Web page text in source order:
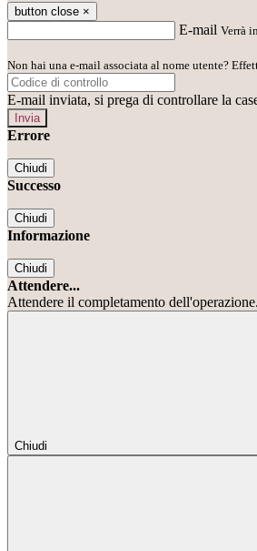
button close ×
E-mail Verrà
Non hai una e-mail associata al nome utente?
E-mail inviata, si prega di controllare la
Errore
Chiudi
Successo
Chiudi
Informazione
Chiudi
Attendere...
Attendere il completamento
Chiudi